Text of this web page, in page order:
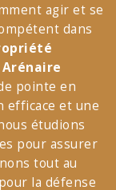
agir et se
dans
pointe en
efficace et une
étudions
pour assurer
tout au
la défense